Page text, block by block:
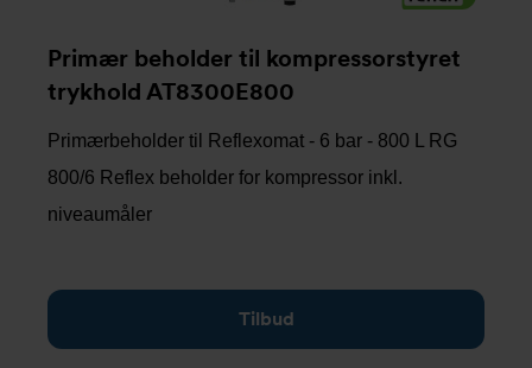
Primær beholder til kompressorstyret
trykhold AT8300E800
Primærbeholder til Reflexomat - 6 bar - 800 L RG
800/6 Reflex beholder for kompressor inkl.
niveaumåler
Tilbud